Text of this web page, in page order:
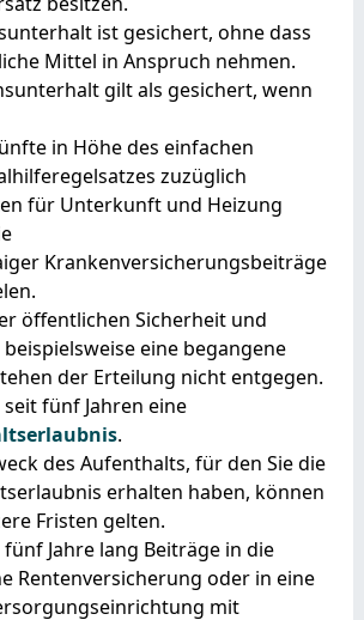
ist gesichert, ohne dass
Mittel in Anspruch nehmen.
gilt als gesichert, wenn
in Höhe des einfachen
tzes zuzüglich
für Unterkunft und Heizung
Krankenversicherungsbeiträge
öffentlichen Sicherheit und
beispielsweise eine begangene
der Erteilung nicht entgegen.
seit fünf Jahren eine
.
des Aufenthalts, für den Sie die
erhalten haben, können
Fristen gelten.
fünf Jahre lang Beiträge in die
Rentenversicherung oder in eine
mit